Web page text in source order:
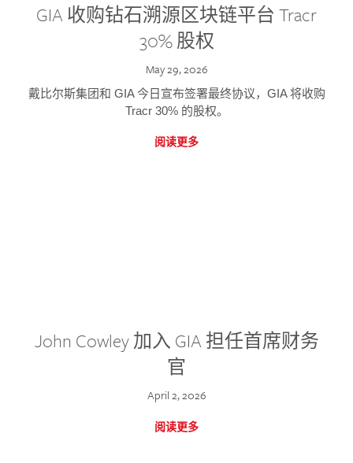
GIA 收购钻石溯源区块链平台 Tracr
30% 股权
May 29, 2026
戴比尔斯集团和 GIA 今日宣布签署最终协议，GIA 将收购
Tracr 30% 的股权。
阅读更多
John Cowley 加入 GIA 担任首席财务
官
April 2, 2026
阅读更多